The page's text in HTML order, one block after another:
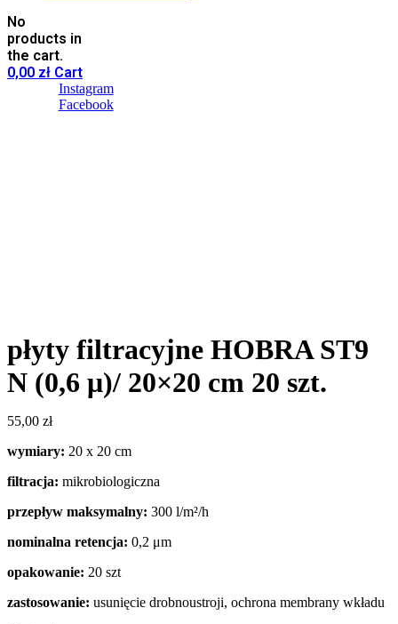
No
products in
the cart.
0,00 zł Cart
Instagram
Facebook
płyty filtracyjne HOBRA ST9
N (0,6 μ)/ 20×20 cm 20 szt.
55,00 zł
wymiary: 20 x 20 cm
filtracja: mikrobiologiczna
przepływ maksymalny: 300 l/m²/h
nominalna retencja: 0,2 μm
opakowanie: 20 szt
zastosowanie: usunięcie drobnoustroji, ochrona membrany wkładu